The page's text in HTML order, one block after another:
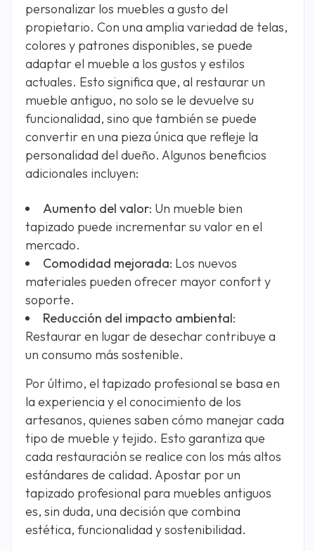
personalizar los muebles a gusto del
propietario. Con una amplia variedad de telas,
colores y patrones disponibles, se puede
adaptar el mueble a los gustos y estilos
actuales. Esto significa que, al restaurar un
mueble antiguo, no solo se le devuelve su
funcionalidad, sino que también se puede
convertir en una pieza única que refleje la
personalidad del dueño. Algunos beneficios
adicionales incluyen:
Aumento del valor: Un mueble bien
tapizado puede incrementar su valor en el
mercado.
Comodidad mejorada: Los nuevos
materiales pueden ofrecer mayor confort y
soporte.
Reducción del impacto ambiental:
Restaurar en lugar de desechar contribuye a
un consumo más sostenible.
Por último, el tapizado profesional se basa en
la experiencia y el conocimiento de los
artesanos, quienes saben cómo manejar cada
tipo de mueble y tejido. Esto garantiza que
cada restauración se realice con los más altos
estándares de calidad. Apostar por un
tapizado profesional para muebles antiguos
es, sin duda, una decisión que combina
estética, funcionalidad y sostenibilidad.